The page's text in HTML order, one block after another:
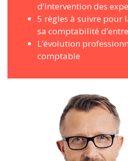
d’intervention des
5 règles à suivre pour
sa comptabilité
L’évolution
comptable